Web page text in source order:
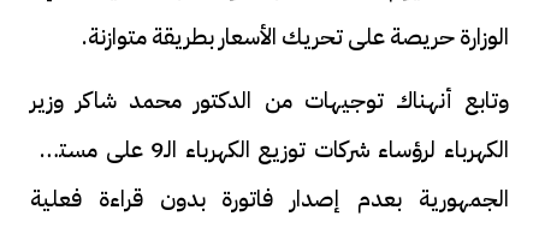
الوزارة حريصة على تحريك الأسعار بطريقة متوازنة.
وتابع أنهناك توجيهات من الدكتور محمد شاكر وزير
الكهرباء لرؤساء شركات توزيع الكهرباء الـ9 على مستوى
الجمهورية بعدم إصدار فاتورة بدون قراءة فعلية